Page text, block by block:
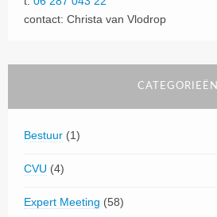
contact: Christa van Vlodrop
CATEGORIEËN
Bestuur (1)
CVU (4)
Expert Meeting (58)